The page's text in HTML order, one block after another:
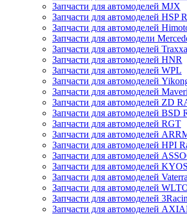
Запчасти для автомоделей MJX
Запчасти для автомоделей HSP
Запчасти для автомоделей
Запчасти для автомодели
Запчасти для автомоделей
Запчасти для автомоделей HNR
Запчасти для автомоделей WPL
Запчасти для автомоделей
Запчасти для автомоделей
Запчасти для автомоделей ZD
Запчасти для автомоделей BSD
Запчасти для автомоделей RGT
Запчасти для автомоделей
Запчасти для автомоделей HPI
Запчасти для автомоделей
Запчасти для автомоделей
Запчасти для автомоделей Vaterra
Запчасти для автомоделей
Запчасти для автомоделей
Запчасти для автомоделей